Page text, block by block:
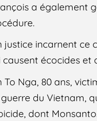
a
justice incarnent
écocides et
To Nga, 80 ans,
du Vietnam,
dont